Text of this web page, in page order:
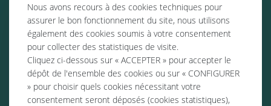
Nous avons recours à des cookies techniques pour
assurer le bon fonctionnement du site, nous utilisons
également des cookies soumis à votre consentement
pour collecter des statistiques de visite.
Cliquez ci-dessous sur « ACCEPTER » pour accepter le
dépôt de l'ensemble des cookies ou sur « CONFIGURER
» pour choisir quels cookies nécessitant votre
consentement seront déposés (cookies statistiques),